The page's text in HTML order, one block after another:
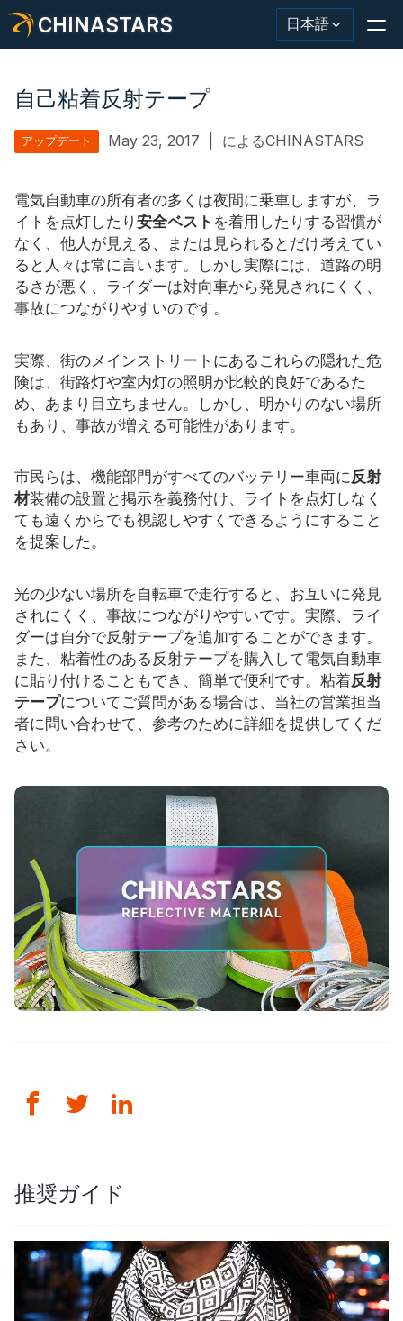
CHINASTARS 日本語
反射材・テープ
ファッション反射生地
安全服
暗闇で光る素材
工業用ウォッシュトリム
CHINASTARS について
新製品
リソース
カタログ
ビデオ
自己粘着反射テープ
アップデート May 23, 2017 によるCHINASTARS
電気自動車の所有者の多くは夜間に乗車しますが、ラ
イトを点灯したり 安全ベスト を着用したりする習慣が
なく、他人が見える、または見られるとだけ考えてい
ると人々は常に言います。しかし実際には、道路の明
るさが悪く、ライダーは対向車から発見されにくく、
事故につながりやすいのです。
実際、街のメインストリートにあるこれらの隠れた危
険は、街路灯や室内灯の照明が比較的良好であるた
め、あまり目立ちません。しかし、明かりのない場所
もあり、事故が増える可能性があります。
市民らは、機能部門がすべてのバッテリー車両に反射
材装備の設置と掲示を義務付け、ライトを点灯しなく
ても遠くからでも視認しやすくできるようにすること
を提案した。
光の少ない場所を自転車で走行すると、お互いに発見
されにくく、事故につながりやすいです。実際、ライ
ダーは自分で反射テープを追加することができます。
また、粘着性のある反射テープを購入して電気自動車
に貼り付けることもでき、簡単で便利です。粘着反射
テープについてご質問がある場合は、当社の営業担当
者に問い合わせて、参考のために詳細を提供してくだ
さい。
推奨ガイド